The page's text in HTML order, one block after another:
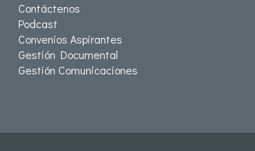
Contáctenos
Podcast
Convenios Aspirantes
Gestión Documental
Gestión Comunicaciones